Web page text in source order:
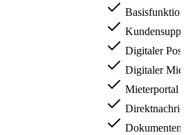
Digitaler
Digitaler
Mieterportal